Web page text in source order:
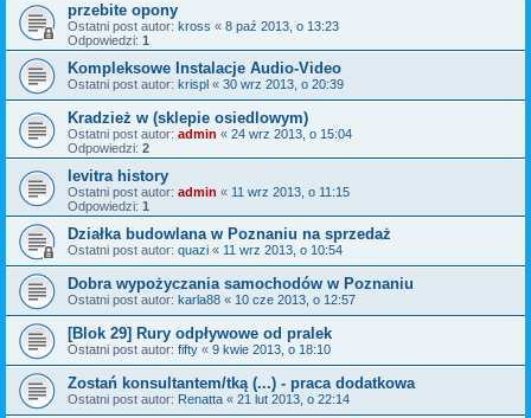
przebite opony
Ostatni post autor: kross « 8 paź 2013, o 13:23
Odpowiedzi: 1
Kompleksowe Instalacje Audio-Video
Ostatni post autor: krispl « 30 wrz 2013, o 20:39
Kradzież w (sklepie osiedlowym)
Ostatni post autor: admin « 24 wrz 2013, o 15:04
Odpowiedzi: 2
levitra history
Ostatni post autor: admin « 11 wrz 2013, o 11:15
Odpowiedzi: 1
Działka budowlana w Poznaniu na sprzedaż
Ostatni post autor: quazi « 11 wrz 2013, o 10:54
Dobra wypożyczania samochodów w Poznaniu
Ostatni post autor: karla88 « 10 cze 2013, o 12:57
[Blok 29] Rury odpływowe od pralek
Ostatni post autor: fifty « 9 kwie 2013, o 18:10
Zostań konsultantem/tką (...) - praca dodatkowa
Ostatni post autor: Renatta « 21 lut 2013, o 22:14